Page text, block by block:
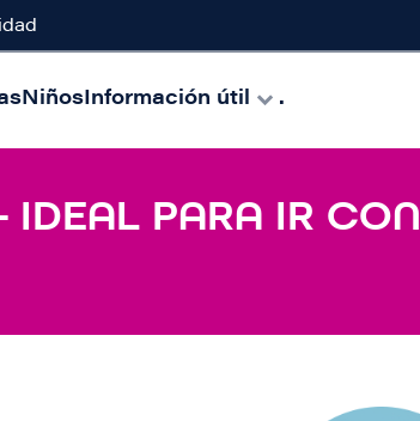
NiñosInformación útil .
IDEAL PARA IR CON